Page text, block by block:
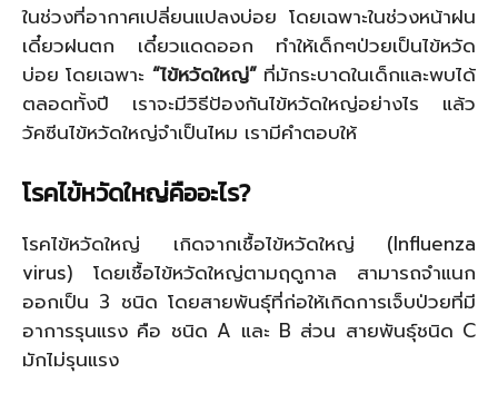
ในช่วงที่อากาศเปลี่ยนแปลงบ่อย โดยเฉพาะในช่วงหน้าฝน
เดี๋ยวฝนตก เดี๋ยวแดดออก ทำให้เด็กๆป่วยเป็นไข้หวัด
บ่อย โดยเฉพาะ “ไข้หวัดใหญ่”ที่มักระบาดในเด็กและพบได้
ตลอดทั้งปี เราจะมีวิธีป้องกันไข้หวัดใหญ่อย่างไร แล้ว
วัคซีนไข้หวัดใหญ่จำเป็นไหม เรามีคำตอบให้
โรคไข้หวัดใหญ่คืออะไร?
โรคไข้หวัดใหญ่ เกิดจากเชื้อไข้หวัดใหญ่ (Influenza
virus) โดยเชื้อไข้หวัดใหญ่ตามฤดูกาล สามารถจำแนก
ออกเป็น 3 ชนิด โดยสายพันธุ์ที่ก่อให้เกิดการเจ็บป่วยที่มี
อาการรุนแรง คือ ชนิด A และ B ส่วน สายพันธุ์ชนิด C
มักไม่รุนแรง